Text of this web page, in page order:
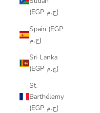
(EGP ج.م)
Spain (EGP
ج.م)
Sri Lanka
(EGP ج.م)
St.
Barthélemy
(EGP ج.م)